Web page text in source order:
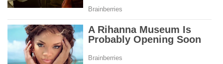
Reklam
Gündəm
Siyasət